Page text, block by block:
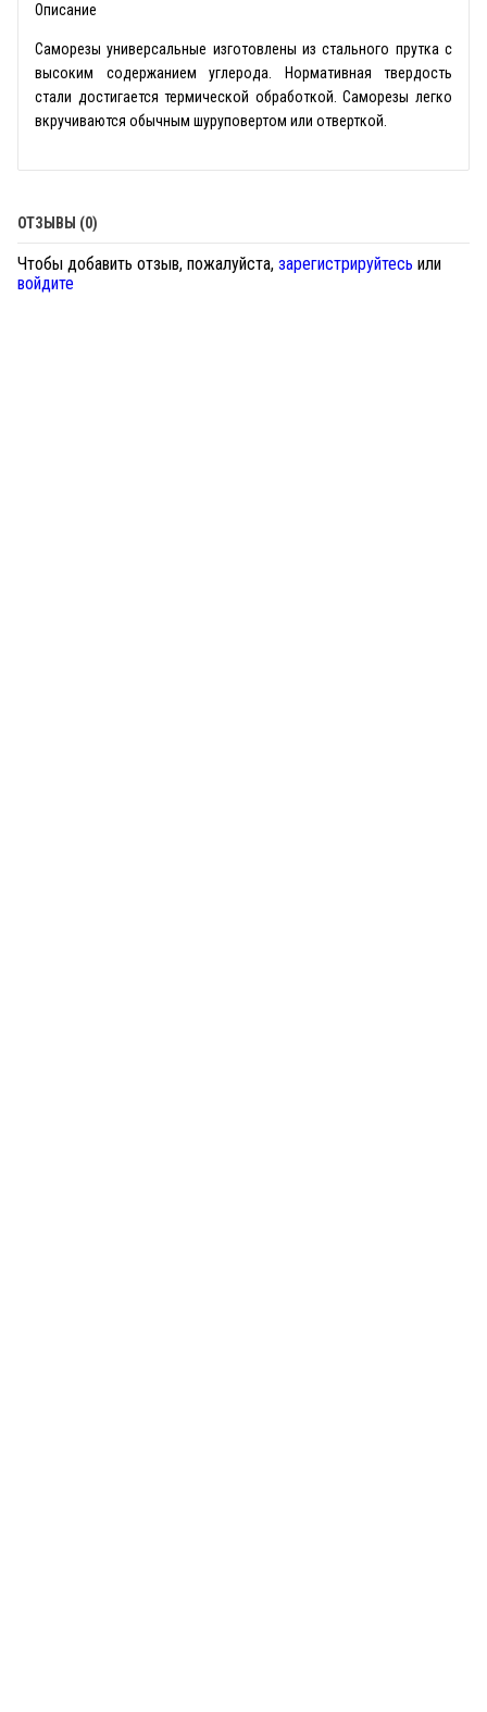
Описание
Саморезы универсальные изготовлены из стального прутка с
высоким содержанием углерода. Нормативная твердость
стали достигается термической обработкой. Саморезы легко
вкручиваются обычным шуруповертом или отверткой.
ОТЗЫВЫ (0)
Чтобы добавить отзыв, пожалуйста, зарегистрируйтесь или
войдите